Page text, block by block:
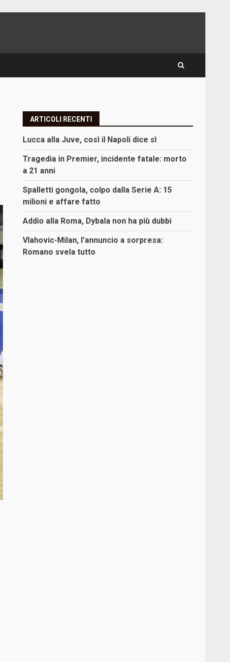
ARTICOLI RECENTI
Lucca alla Juve, così il Napoli dice sì
Tragedia in Premier, incidente fatale: morto
a 21 anni
Spalletti gongola, colpo dalla Serie A: 15
milioni e affare fatto
Addio alla Roma, Dybala non ha più dubbi
Vlahovic-Milan, l’annuncio a sorpresa:
Romano svela tutto